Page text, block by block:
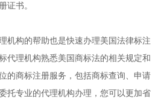
证书。
机构的帮助也是快速办理美国法律标注
代理机构熟悉美国商标法的相关规定和
的商标注册服务，包括商标查询、申请
托专业的代理机构办理，您可以更加省